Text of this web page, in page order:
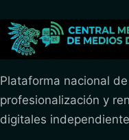
Plataforma nacional
profesionalización y
digitales